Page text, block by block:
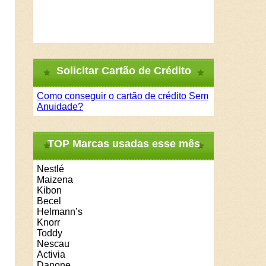
Solicitar Cartão de Crédito
Como conseguir o cartão de crédito Sem
Anuidade?
TOP Marcas usadas esse mês
Nestlé
Maizena
Kibon
Becel
Helmann’s
Knorr
Toddy
Nescau
Activia